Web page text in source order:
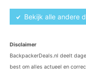
Bekijk alle andere
Disclaimer
BackpackerDeals.nl deelt
best om alles actueel en